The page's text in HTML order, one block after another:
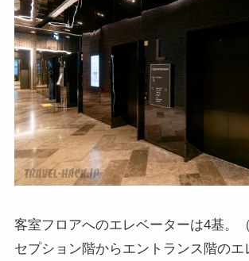
客室フロアへのエレベーターは4基。
セプション階からエントランス階のエ